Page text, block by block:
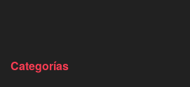
Categorías